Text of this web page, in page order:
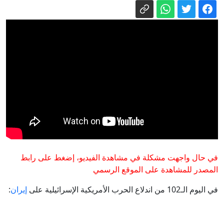
البرادعي يعدد 4 أمور تجعل الوضع بالشرق
رئيس الأركان الأميركي يبحث عن مخرج
من الحرب ضد إيران
في حال واجهت مشكلة في مشاهدة الفيديو، إضغط على رابط
المصدر للمشاهدة على الموقع الرسمي
في اليوم الـ102 من اندلاع الحرب الأمريكية الإسرائيلية على
إيران: